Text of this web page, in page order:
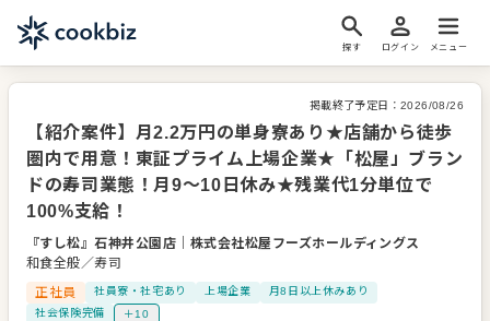
探す ログイン メニュー
掲載終了予定日： 2026/08/26
【紹介案件】月2.2万円の単身寮あり★店舗から徒歩
圏内で用意！東証プライム上場企業★「松屋」ブラン
ドの寿司業態！月9～10日休み★残業代1分単位で
100%支給！
『すし松』石神井公園店
株式会社松屋フーズホールディングス
和食全般／寿司
正社員
社員寮・社宅あり 上場企業
月8日以上休みあり
社会保険完備
＋10